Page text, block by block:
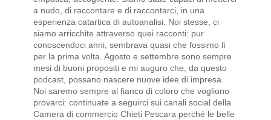
a nudo, di raccontare e di raccontarci, in una
esperienza catartica di autoanalisi. Noi stesse, ci
siamo arricchite attraverso quei racconti: pur
conoscendoci anni, sembrava quasi che fossimo lì
per la prima volta. Agosto e settembre sono sempre
mesi di buoni propositi e mi auguro che, da questo
podcast, possano nascere nuove idee di impresa.
Noi saremo sempre al fianco di coloro che vogliono
provarci: continuate a seguirci sui canali social della
Camera di commercio Chieti Pescara perché le belle